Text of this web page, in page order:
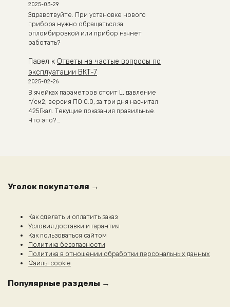
2025-03-29
Здравствуйте. При установке нового
прибора нужно обращаться за
опломбировкой или прибор начнет
работать?
Павел к Ответы на частые вопросы по
эксплуатации ВКТ-7
2025-02-26
В ячейках параметров стоит L, давление
г/см2, версия ПО 0.0, за три дня насчитал
425Гкал. Текущие показания правильные.
Что это?…
Уголок покупателя →
Как сделать и оплатить заказ
Условия доставки и гарантия
Как пользоваться сайтом
Политика безопасности
Политика в отношении обработки персональных данных
Файлы cookie
Популярные разделы →